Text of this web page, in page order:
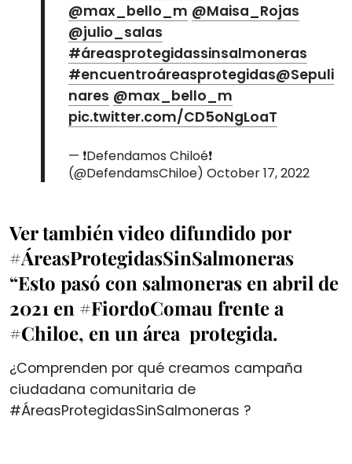
@max_bello_m @Maisa_Rojas
@julio_salas
#áreasprotegidassinsalmoneras
#encuentroáreasprotegidas@Sepuli
nares @max_bello_m
pic.twitter.com/CD5oNgLoaT
— ❗️Defendamos Chiloé❗️
(@DefendamsChiloe) October 17, 2022
Ver también video difundido por
#ÁreasProtegidasSinSalmoneras
“Esto pasó con salmoneras en abril de
2021 en #FiordoComau frente a
#Chiloe, en un área protegida.
¿Comprenden por qué creamos campaña
ciudadana comunitaria de
#ÁreasProtegidasSinSalmoneras ?